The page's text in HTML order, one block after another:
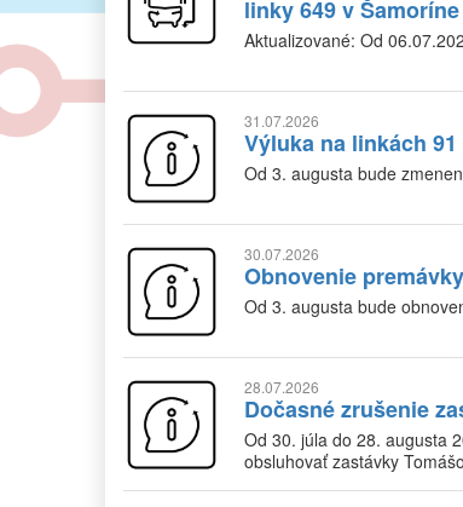
linky 649 v Šamoríne
Aktualizované: Od
31.07.2026
Výluka na linkách 91
Od 3. augusta bude
30.07.2026
Obnovenie
Od 3. augusta bude
28.07.2026
Dočasné zrušenie
Od 30. júla do 28. augusta
obsluhovať zastávky